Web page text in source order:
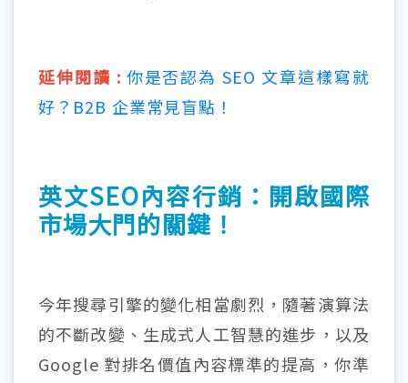
延伸閱讀 : 你是否認為 SEO 文章這樣寫就
好？B2B 企業常見盲點！
英文SEO內容行銷：開啟國際
市場大門的關鍵！
今年搜尋引擎的變化相當劇烈，隨著演算法
的不斷改變、生成式人工智慧的進步，以及
Google 對排名價值內容標準的提高，你準